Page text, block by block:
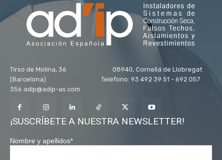
Tirso de Molina, 36 08940, Cornellá de Llobregat
(Barcelona) Teléfono: 93 492 39 51 - 692 057
356 adip@adip-as.com
¡SUSCRÍBETE A NUESTRA NEWSLETTER!
Nombre y apellidos*